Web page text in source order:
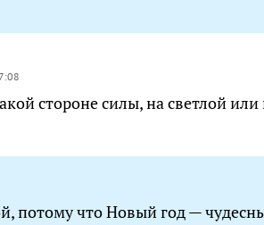
стороне силы, на светлой или
потому что Новый год —